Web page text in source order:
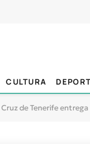
CULTURA
de Tenerife